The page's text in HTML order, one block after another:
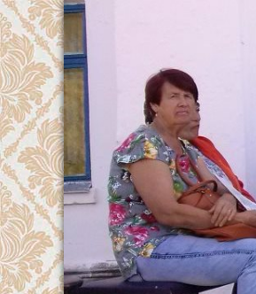
Перейти
к
содержимому